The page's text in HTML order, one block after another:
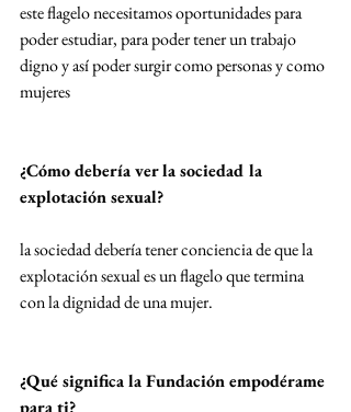
este flagelo necesitamos oportunidades para
poder estudiar, para poder tener un trabajo
digno y así poder surgir como personas y como
mujeres
¿Cómo debería ver la sociedad la
explotación sexual?
la sociedad debería tener conciencia de que la
explotación sexual es un flagelo que termina
con la dignidad de una mujer.
¿Qué significa la Fundación empodérame
para ti?